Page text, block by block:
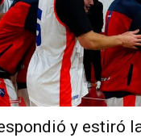
y estiró